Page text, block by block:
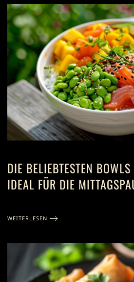
DIE BELIEBTESTEN
IDEAL FÜR DIE
WEITERLESEN